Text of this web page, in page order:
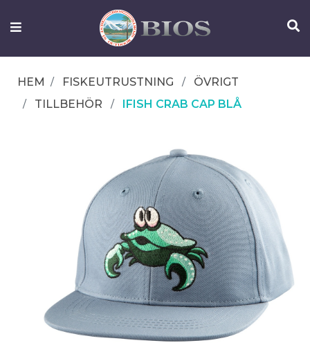
FISKEUTRUSTNING
OM
IFISH
HEM FISKEUTRUSTNING
ÖVRIGT
TILLBEHÖR
IFISH CRAB CAP BLÅ